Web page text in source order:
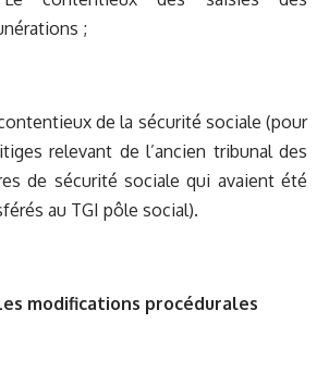
;
de la sécurité sociale (pour
relevant de l’ancien tribunal des
de sécurité sociale qui avaient été
au TGI pôle social).
modifications procédurales